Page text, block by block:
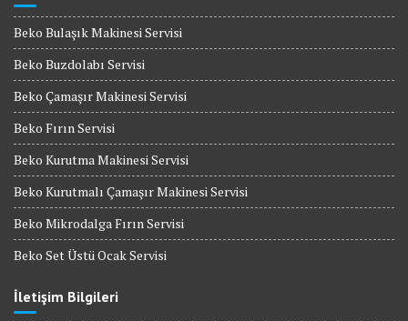
Beko Bulaşık Makinesi Servisi
Beko Buzdolabı Servisi
Beko Çamaşır Makinesi Servisi
Beko Fırın Servisi
Beko Kurutma Makinesi Servisi
Beko Kurutmalı Çamaşır Makinesi Servisi
Beko Mikrodalga Fırın Servisi
Beko Set Üstü Ocak Servisi
İletişim Bilgileri